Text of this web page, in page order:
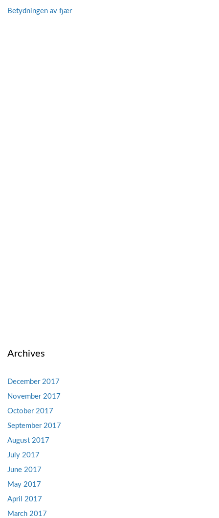
Betydningen av fjær
Archives
December 2017
November 2017
October 2017
September 2017
August 2017
July 2017
June 2017
May 2017
April 2017
March 2017